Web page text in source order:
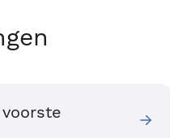
bijvoorbeeld aan